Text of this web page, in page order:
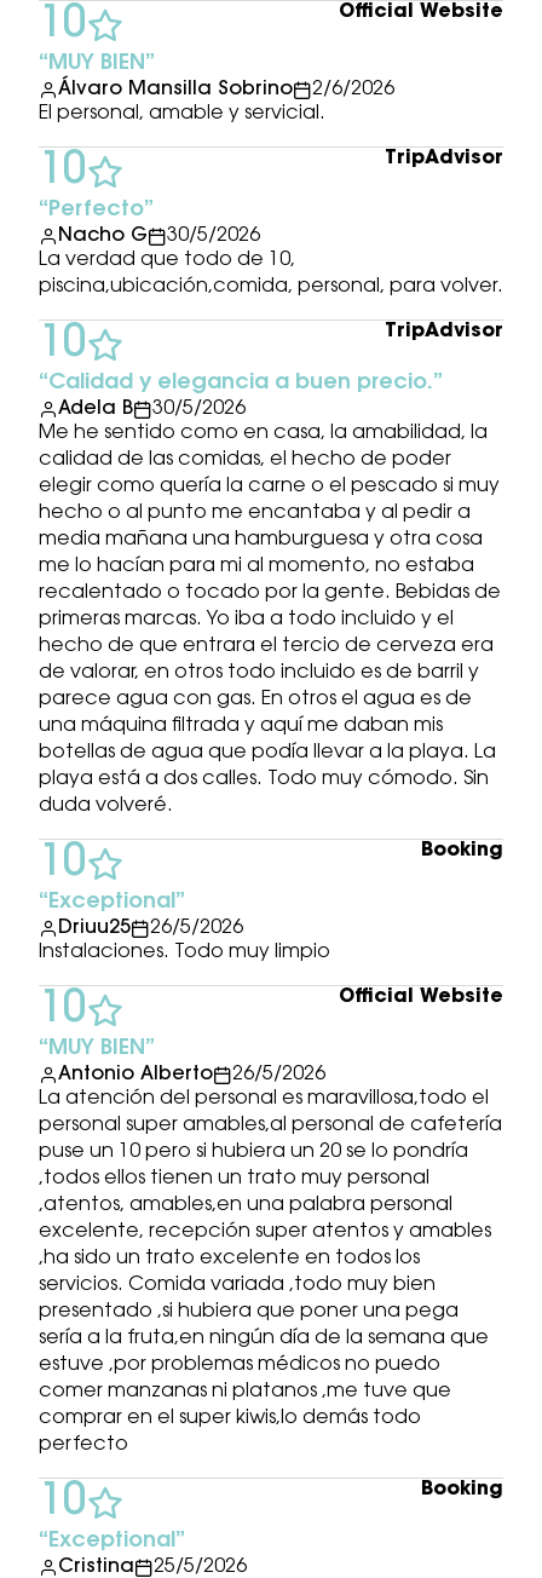
MUY BIEN
Álvaro Mansilla Sobrino
2/6/2026
El personal, amable y servicial.
10 Official Website
Perfecto
Nacho G
30/5/2026
La verdad que todo de 10,
piscina,ubicación,comida, personal, para volver.
10 TripAdvisor
Calidad y elegancia a buen precio.
Adela B
30/5/2026
Me he sentido como en casa, la amabilidad, la
calidad de las comidas, el hecho de poder
elegir como quería la carne o el pescado si muy
hecho o al punto me encantaba y al pedir a
media mañana una hamburguesa y otra cosa
me lo hacían para mi al momento, no estaba
recalentado o tocado por la gente. Bebidas de
primeras marcas. Yo iba a todo incluido y el
hecho de que entrara el tercio de cerveza era
de valorar, en otros todo incluido es de barril y
parece agua con gas. En otros el agua es de
una máquina filtrada y aquí me daban mis
botellas de agua que podía llevar a la playa. La
playa está a dos calles. Todo muy cómodo. Sin
duda volveré.
10 TripAdvisor
Exceptional
Driuu25
26/5/2026
Instalaciones. Todo muy limpio
10 Booking
MUY BIEN
Antonio Alberto
26/5/2026
La atención del personal es maravillosa,todo el
personal super amables,al personal de cafetería
puse un 10 pero si hubiera un 20 se lo pondría
,todos ellos tienen un trato muy personal
,atentos, amables,en una palabra personal
excelente, recepción super atentos y amables
,ha sido un trato excelente en todos los
servicios. Comida variada ,todo muy bien
presentado ,si hubiera que poner una pega
sería a la fruta,en ningún día de la semana que
estuve ,por problemas médicos no puedo
comer manzanas ni platanos ,me tuve que
comprar en el super kiwis,lo demás todo
perfecto
10 Official Website
Exceptional
Cristina
25/5/2026
10 Booking